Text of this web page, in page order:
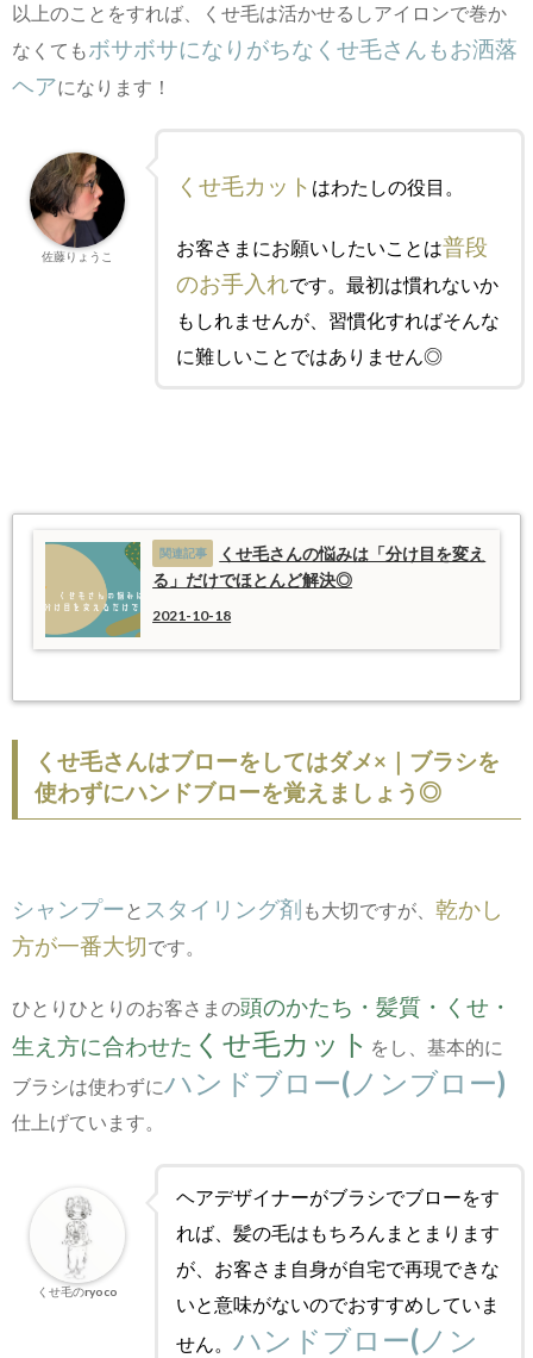
以上のことをすれば、くせ毛は活かせるしアイロンで巻か
なくてもボサボサになりがちなくせ毛さんもお洒落
ヘアになります！
くせ毛カット はわたしの役目。
お客さまにお願いしたいことは普段
のお手入れです。最初は慣れないか
もしれませんが、習慣化すればそんな
に難しいことではありません◎
佐藤りょうこ
くせ毛さんの悩みは「分け目を変え
る」だけでほとんど解決◎
2021-10-18
くせ毛さんはブローをしてはダメ×｜ブラシを
使わずにハンドブローを覚えましょう◎
シャンプー と スタイリング剤 も大切ですが、 乾かし
方が一番大切です。
ひとりひとりのお客さまの頭のかたち・髪質・くせ・
生え方に合わせた くせ毛カット をし、基本的に
ブラシは使わずにハンドブロー(ノンブロー)
仕上げています。
ヘアデザイナーがブラシでブローをす
れば、髪の毛はもちろんまとまります
が、お客さま自身が自宅で再現できな
いと意味がないのでおすすめしていま
せん。 ハンドブロー(ノン
くせ毛のryoco